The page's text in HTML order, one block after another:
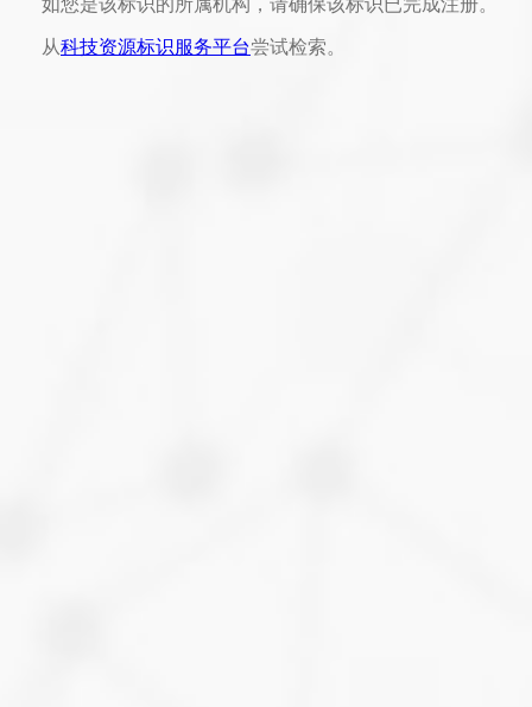
如您是该标识的所属机构，请确保该标识已完成注册。
从科技资源标识服务平台尝试检索。